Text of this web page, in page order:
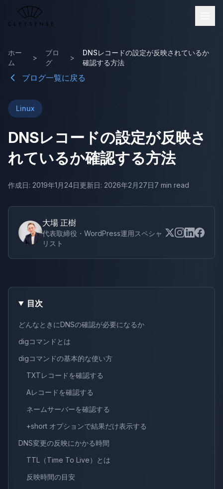
メインコンテンツへスキップ
ホー
ム
>
ブロ
グ
>
DNSレコードの設定が反映されているか
確認する方法
ブログ一覧に戻る
Linux
DNSレコードの設定が反映さ
れているか確認する方法
作成日: 2019年1月24日更新日: 2026年2月27日7 min read
大場 正樹
代表取締役・WordPress運用スペシャ
リスト
目次
どんなときにDNSの確認が必要になるか
digコマンドとは
digコマンドの基本的な使い方
TXTレコードを確認する
Aレコードを確認する
ネームサーバーを確認する
+short オプションで結果だけ表示する
DNS変更の反映にかかる時間
TTL（Time To Live）とは
反映時間の目安